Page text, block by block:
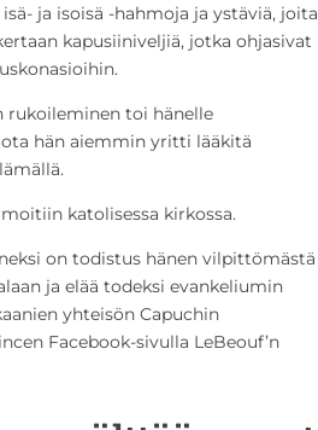
ja isoisä -hahmoja ja ystäviä, joita
kapusiiniveljiä, jotka ohjasivat
rukoileminen toi hänelle
hän aiemmin yritti lääkitä
katolisessa kirkossa.
on todistus hänen vilpittömästä
ja elää todeksi evankeliumin
yhteisön Capuchin
Facebook-sivulla LeBeouf’n